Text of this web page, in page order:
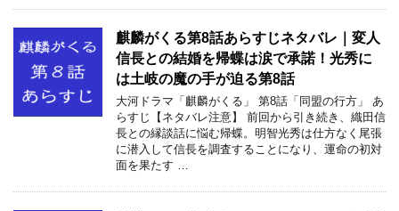
麒麟がくる第8話あらすじネタバレ｜変人
信長との結婚を帰蝶は涙で承諾！光秀に
は土岐の魔の手が迫る第8話
大河ドラマ「麒麟がくる」 第8話「同盟の行方」 あ
らすじ【ネタバレ注意】 前回から引き続き、織田信
長との縁談話に悩む帰蝶。明智光秀は仕方なく尾張
に潜入して信長を調査することになり、運命の初対
面を果たす …